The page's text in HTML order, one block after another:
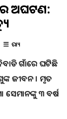
ଅଘଟଣ:
ରାଜ୍ୟ
ଗାଁରେ ଘଟିଛି
ଜୀବନ । ମୃତ
ସେମାନଙ୍କୁ ୩ ବର୍ଷ